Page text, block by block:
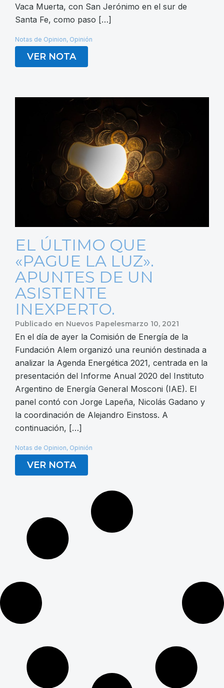
Vaca Muerta, con San Jerónimo en el sur de
Santa Fe, como paso […]
Notas de Opinion, Opinión
VER NOTA
EL ÚLTIMO QUE
«PAGUE LA LUZ».
APUNTES DE UN
ASISTENTE
INEXPERTO.
Publicado en Nuevos Papelesmarzo 10, 2021
En el día de ayer la Comisión de Energía de la
Fundación Alem organizó una reunión destinada a
analizar la Agenda Energética 2021, centrada en la
presentación del Informe Anual 2020 del Instituto
Argentino de Energía General Mosconi (IAE). El
panel contó con Jorge Lapeña, Nicolás Gadano y
la coordinación de Alejandro Einstoss. A
continuación, […]
Notas de Opinion, Opinión
VER NOTA